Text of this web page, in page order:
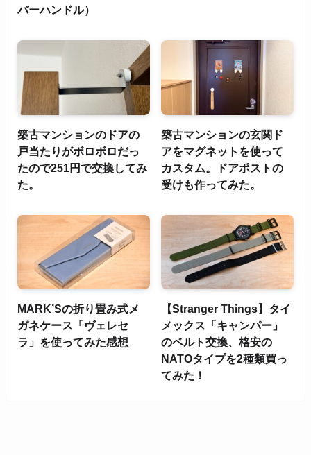
バーハンドル）
築古マンションのドアの
戸当たりがボロボロだっ
たので251円で交換してみ
た。
築古マンションの玄関ド
アをマグネットを使って
カスタム。ドアポストの
受けも作ってみた。
MARK’Sの折り畳み式メ
ガネケース「ヴェレセ
ラ」を使ってみた感想
【Stranger Things】タイ
メックス「キャンパー」
のベルト交換、格安の
NATOタイプを2種類買っ
てみた！